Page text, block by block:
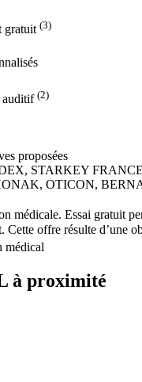
gratuit (3)
auditif (2)
proposées
STARKEY
OTICON,
médicale. Essai gratuit
Cette offre résulte d’une
médical
à proximité